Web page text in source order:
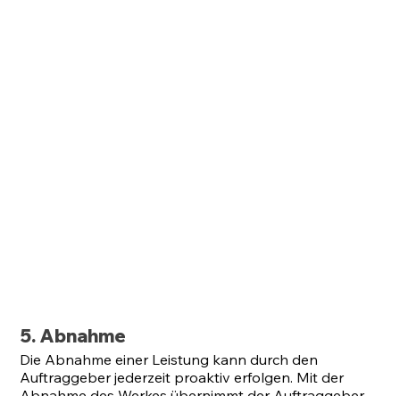
5. Abnahme
Die Abnahme einer Leistung kann durch den
Auftraggeber jederzeit proaktiv erfolgen. Mit der